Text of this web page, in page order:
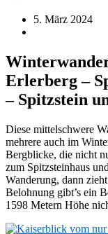
5. März 2024
Erlerberg –
– Spitzstein
Diese mittelschwere
mehrere auch im
Bergblicke, die nicht
zum Spitzsteinhaus
Wanderung, dann
Belohnung gibt’s ein
1598 Metern Höhe